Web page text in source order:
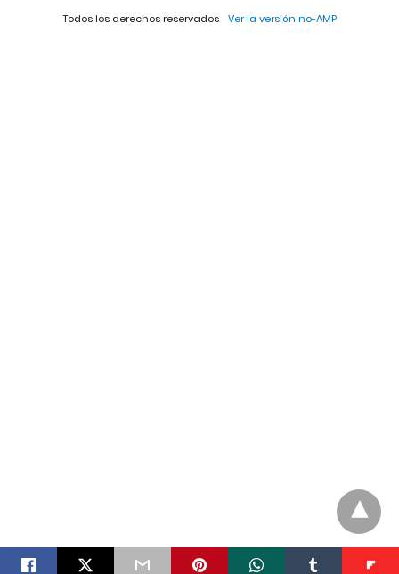
Todos los derechos reservados Ver la versión no-AMP